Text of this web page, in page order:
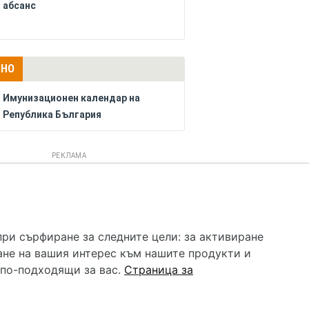
абсанс
Имунизационен календар на
Република България
РЕКЛАМА
все че се полагат всички усилия за обновяване и
и самолечението могат да бъдат опасни за
помощ!
сърфиране за следните цели: за активиране
на вашия интерес към нашите продукти и
подходящи за вас. Страница за